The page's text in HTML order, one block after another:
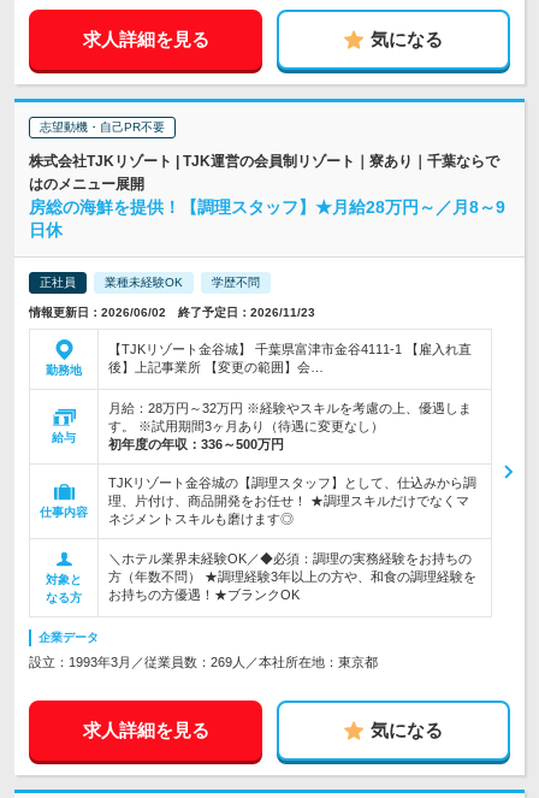
求人詳細を見る 気になる
志望動機・自己PR不要
株式会社TJKリゾート | TJK運営の会員制リゾート｜寮あり｜千葉ならで
はのメニュー展開
房総の海鮮を提供！【調理スタッフ】★月給28万円～／月8～9
日休
正社員 業種未経験OK 学歴不問
情報更新日：2026/06/02 終了予定日：2026/11/23
勤務地
【TJKリゾート金谷城】 千葉県富津市金谷4111-1 【雇入れ直
後】上記事業所 【変更の範囲】会…
給与
月給：28万円～32万円 ※経験やスキルを考慮の上、優遇しま
す。 ※試用期間3ヶ月あり（待遇に変更なし）
初年度の年収： 336～500万円
仕事内容
TJKリゾート金谷城の【調理スタッフ】として、仕込みから調
理、片付け、商品開発をお任せ！ ★調理スキルだけでなくマ
ネジメントスキルも磨けます◎
対象と
なる方
＼ホテル業界未経験OK／◆必須：調理の実務経験をお持ちの
方（年数不問） ★調理経験3年以上の方や、和食の調理経験を
お持ちの方優遇！★ブランクOK
企業データ
設立：1993年3月／従業員数：269人／本社所在地：東京都
求人詳細を見る 気になる